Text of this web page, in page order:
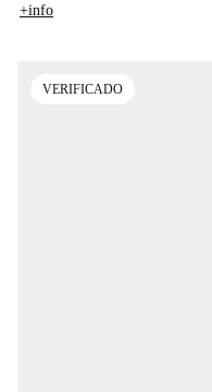
+info
VERIFICADO